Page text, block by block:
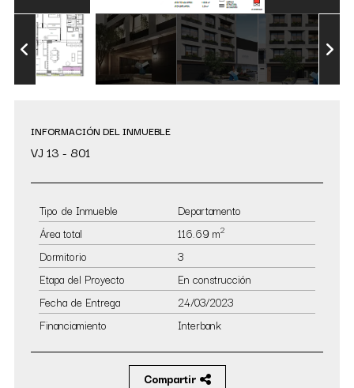
INFORMACIÓN DEL INMUEBLE
VJ 13 - 801
Tipo de Inmueble
Departamento
Área total
116.69 m2
Dormitorio
3
Etapa del Proyecto
En construcción
Fecha de Entrega
24/03/2023
Financiamiento
Interbank
Compartir